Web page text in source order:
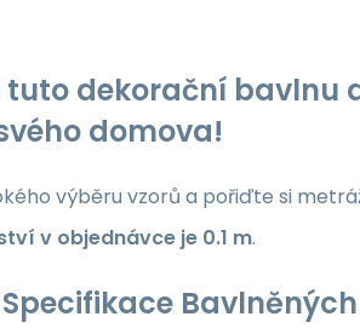
tuto dekorační bavlnu
domova!
výběru vzorů a pořiďte si
v objednávce je 0.1 m.